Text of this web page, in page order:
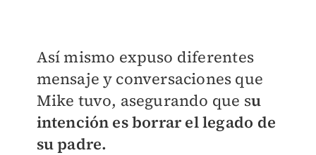
Así mismo expuso diferentes
mensaje y conversaciones que
Mike tuvo, asegurando que su
intención es borrar el legado de
su padre.